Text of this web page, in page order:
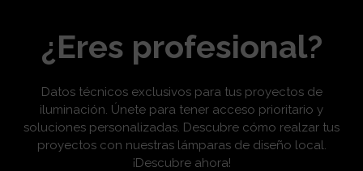
¿Eres profesional?
Datos técnicos exclusivos para tus proyectos de
iluminación. Únete para tener acceso prioritario y
soluciones personalizadas. Descubre cómo realzar tus
proyectos con nuestras lámparas de diseño local.
¡Descubre ahora!